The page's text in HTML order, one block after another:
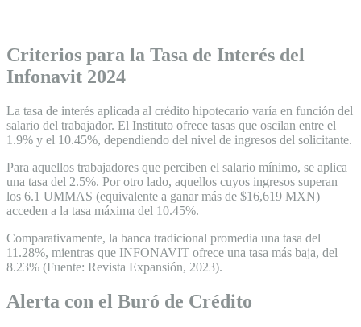
Criterios para la Tasa de Interés del
Infonavit 2024
La tasa de interés aplicada al crédito hipotecario varía en función del
salario del trabajador. El Instituto ofrece tasas que oscilan entre el
1.9% y el 10.45%, dependiendo del nivel de ingresos del solicitante.
Para aquellos trabajadores que perciben el salario mínimo, se aplica
una tasa del 2.5%. Por otro lado, aquellos cuyos ingresos superan
los 6.1 UMMAS (equivalente a ganar más de $16,619 MXN)
acceden a la tasa máxima del 10.45%.
Comparativamente, la banca tradicional promedia una tasa del
11.28%, mientras que INFONAVIT ofrece una tasa más baja, del
8.23% (Fuente: Revista Expansión, 2023).
Alerta con el Buró de Crédito